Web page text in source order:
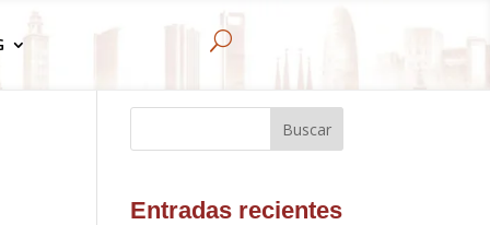
U
Buscar
Entradas recientes